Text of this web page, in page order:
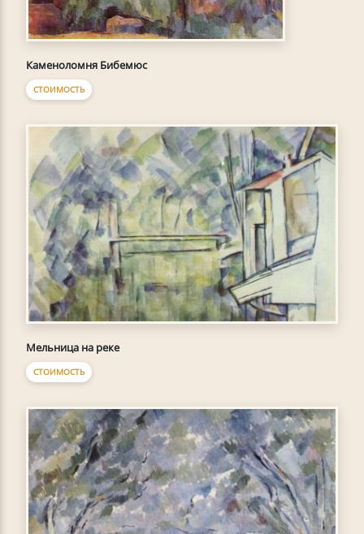
Каменоломня Бибемюс
СТОИМОСТЬ
Мельница на реке
СТОИМОСТЬ